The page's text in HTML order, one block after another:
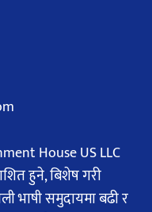
House US LLC
हुने, बिशेष गरी
भाषी समुदायमा बढी र